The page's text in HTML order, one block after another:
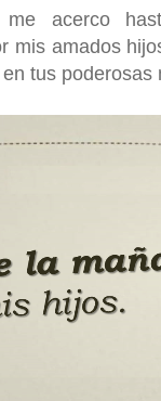
acerco
mis amados
tus poderosas